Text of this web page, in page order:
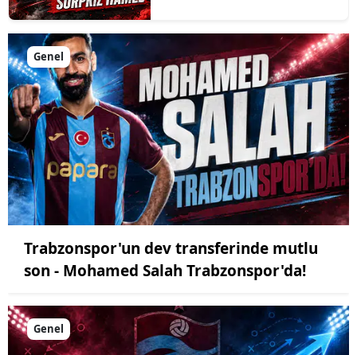
Genel
Trabzonspor'un dev transferinde mutlu
son - Mohamed Salah Trabzonspor'da!
Genel